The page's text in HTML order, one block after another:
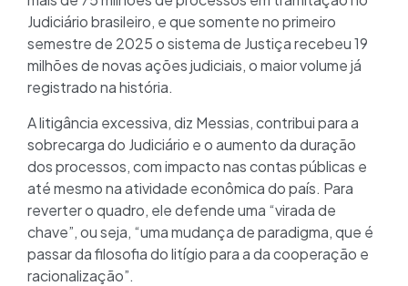
Judiciário brasileiro, e que somente no primeiro
semestre de 2025 o sistema de Justiça recebeu 19
milhões de novas ações judiciais, o maior volume já
registrado na história.
A litigância excessiva, diz Messias, contribui para a
sobrecarga do Judiciário e o aumento da duração
dos processos, com impacto nas contas públicas e
até mesmo na atividade econômica do país. Para
reverter o quadro, ele defende uma “virada de
chave”, ou seja, “uma mudança de paradigma, que é
passar da filosofia do litígio para a da cooperação e
racionalização”.